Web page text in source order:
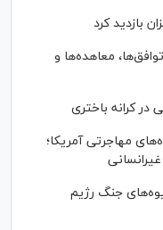
بازدید کرد
معاهده‌ها و
مهاجرتی آمریکا؛
جنگ رژیم